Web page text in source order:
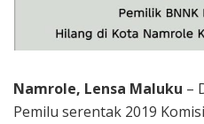
Namrole, Lensa Maluku –
Pemilu serentak 2019